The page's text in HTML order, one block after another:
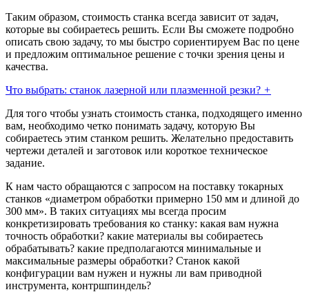
Таким образом, стоимость станка всегда зависит от задач,
которые вы собираетесь решить. Если Вы сможете подробно
описать свою задачу, то мы быстро сориентируем Вас по цене
и предложим оптимальное решение с точки зрения цены и
качества.
Что выбрать: станок лазерной или плазменной резки? +
Для того чтобы узнать стоимость станка, подходящего именно
вам, необходимо четко понимать задачу, которую Вы
собираетесь этим станком решить. Желательно предоставить
чертежи деталей и заготовок или короткое техническое
задание.
К нам часто обращаются с запросом на поставку токарных
станков «диаметром обработки примерно 150 мм и длиной до
300 мм». В таких ситуациях мы всегда просим
конкретизировать требования ко станку: какая вам нужна
точность обработки? какие материалы вы собираетесь
обрабатывать? какие предполагаются минимальные и
максимальные размеры обработки? Станок какой
конфигурации вам нужен и нужны ли вам приводной
инструмента, контршпиндель?